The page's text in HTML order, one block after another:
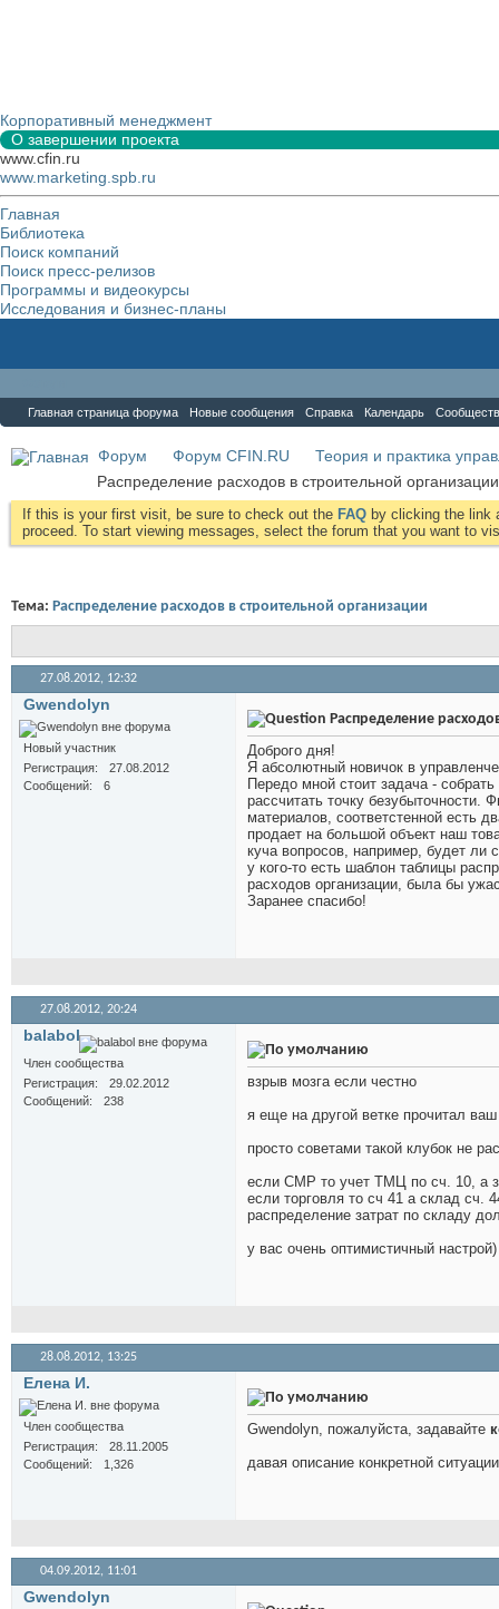
Корпоративный менеджмент
О завершении проекта
www.cfin.ru
www.marketing.spb.ru
Главная
Библиотека
Поиск компаний
Поиск пресс-релизов
Программы и видеокурсы
Исследования и бизнес-планы
Главная страница форума Новые сообщения Справка Календарь
Форум Форум CFIN.RU
Теория и практика
Распределение расходов в строительной организации
If this is your first visit, be sure to check out the FAQ by clicking the link
proceed. To start viewing messages, select the forum that you want to
Тема: Распределение расходов в строительной организации
27.08.2012, 12:32
Gwendolyn
Новый участник
Регистрация
27.08.2012
Сообщений
6
Распределение
Доброго дня!
Я абсолютный новичок в
Передо мной стоит задача -
рассчитать точку безубыточности.
материалов, соответстенной есть
продает на большой объект наш
куча вопросов, например, будет ли
у кого-то есть шаблон таблицы
расходов организации, была бы
Заранее спасибо!
27.08.2012, 20:24
balabol
Член сообщества
Регистрация
29.02.2012
Сообщений
238
взрыв мозга если честно
я еще на другой ветке прочитал
просто советами такой клубок не
если СМР то учет ТМЦ по сч. 10, а
если торговля то сч 41 а склад сч.
распределение затрат по складу
у вас очень оптимистичный настрой)
28.08.2012, 13:25
Елена И.
Член сообщества
Регистрация
28.11.2005
Сообщений
1,326
Gwendolyn, пожалуйста, задавайте
давая описание конкретной
04.09.2012, 11:01
Gwendolyn